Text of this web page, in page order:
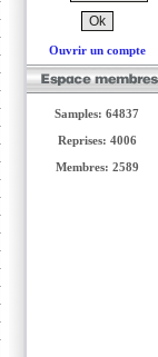
Ouvrir un compte
Samples: 64837
Reprises: 4006
Membres: 2589